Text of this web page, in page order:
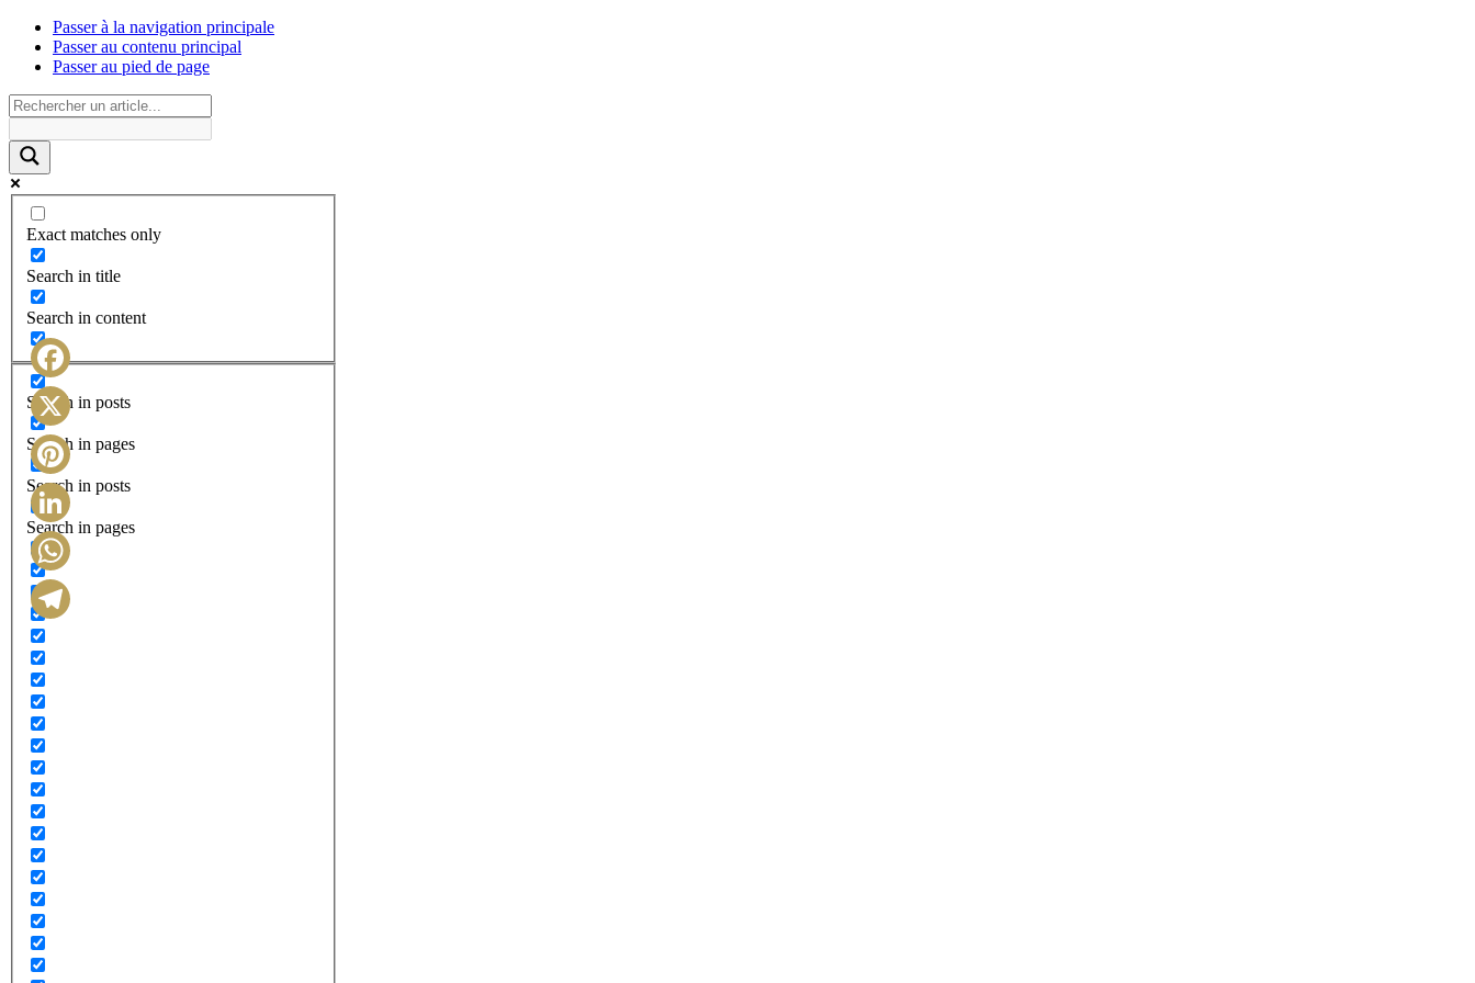
Passer à la navigation principale
Passer au contenu principal
Passer au pied de page
Exact matches only
Search in title
Search in content
Search in posts
Search in pages
Search in posts
Search in pages
Facebook
X
Pinterest
LinkedIn
WhatsApp
Telegram